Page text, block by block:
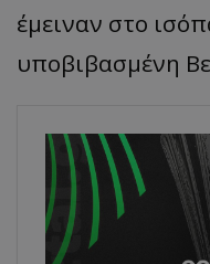
έμειναν στο
υποβιβασμένη